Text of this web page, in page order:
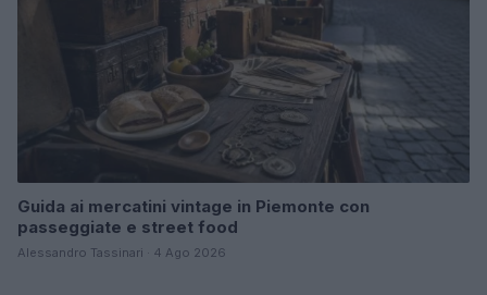
Guida ai mercatini vintage in Piemonte con
passeggiate e street food
Alessandro Tassinari · 4 Ago 2026